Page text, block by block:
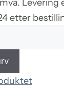
Levering
etter